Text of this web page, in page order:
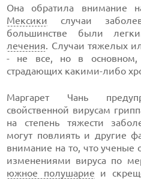
Она обратила внимание
Мексики случаи
большинстве были
лечения. Случаи тяжелых
- не все, но в
страдающих какими-либо
Маргарет Чань
свойственной вирусам
на степень тяжести
могут повлиять и другие
внимание на то, что
изменениями вируса по
южное полушарие и